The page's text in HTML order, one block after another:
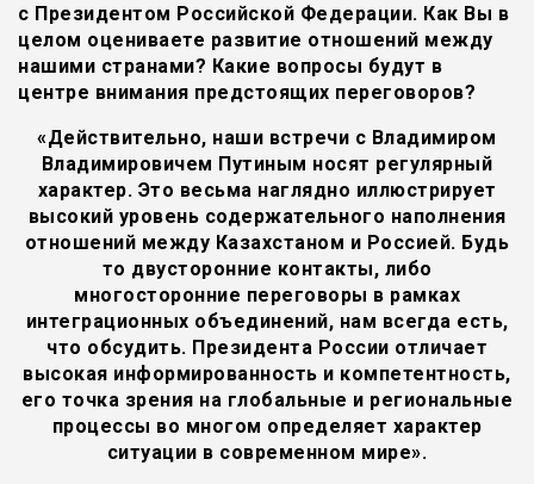
с Президентом Российской Федерации. Как Вы в
целом оцениваете развитие отношений между
нашими странами? Какие вопросы будут в
центре внимания предстоящих переговоров?
«Действительно, наши встречи с Владимиром
Владимировичем Путиным носят регулярный
характер. Это весьма наглядно иллюстрирует
высокий уровень содержательного наполнения
отношений между Казахстаном и Россией. Будь
то двусторонние контакты, либо
многосторонние переговоры в рамках
интеграционных объединений, нам всегда есть,
что обсудить. Президента России отличает
высокая информированность и компетентность,
его точка зрения на глобальные и региональные
процессы во многом определяет характер
ситуации в современном мире».